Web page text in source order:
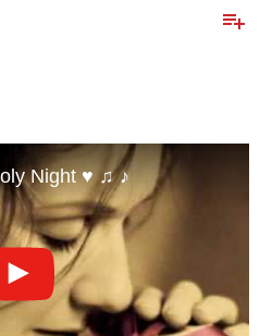
playlist_add
Night ♥ ♫ ♪